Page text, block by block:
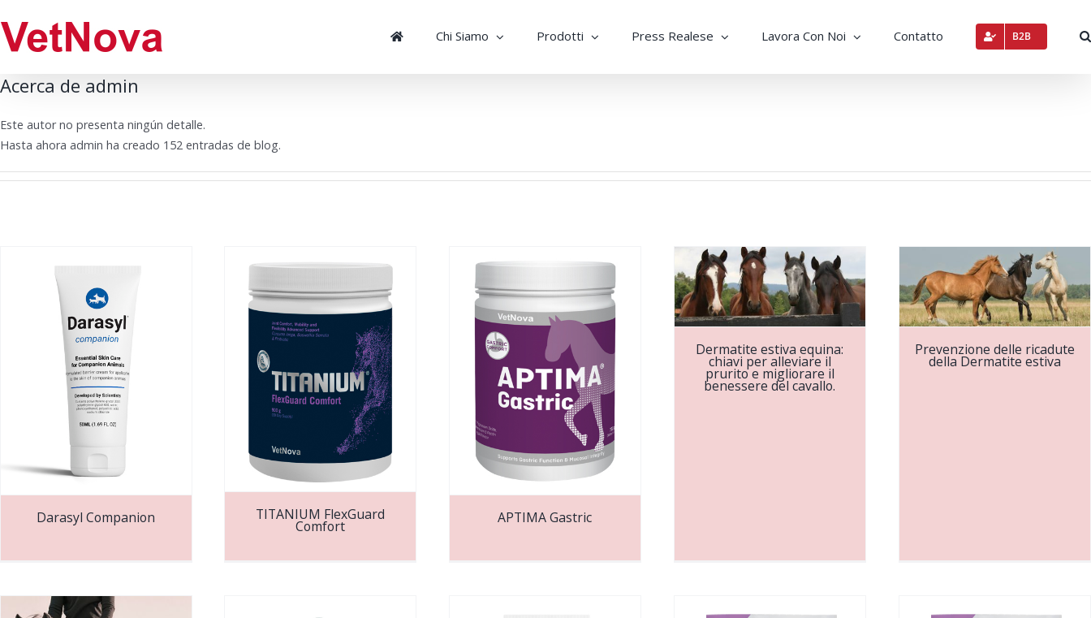
al
contenido
Chi Siamo Prodotti Press Realese Lavora Con Noi Contatto B2B
Acerca de admin
Este autor no presenta ningún detalle.
Hasta ahora admin ha creado 152 entradas de blog.
Darasyl Companion TITANIUM FlexGuard
Comfort APTIMA Gastric
Dermatite estiva equina:
chiavi per alleviare il
prurito e migliorare il
benessere del cavallo.
Prevenzione delle ricadute
della Dermatite estiva